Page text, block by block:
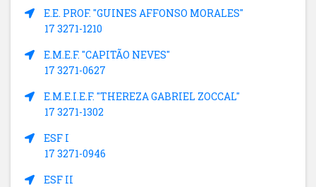
E.E. PROF. "GUINES AFFONSO MORALES"
17 3271-1210
E.M.E.F. "CAPITÃO NEVES"
17 3271-0627
E.M.E.I.E.F. "THEREZA GABRIEL ZOCCAL"
17 3271-1302
ESF I
17 3271-0946
ESF II